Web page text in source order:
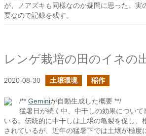
が、ノアズキも同様なのか疑問に思った。実
要なので記録を残す。
2020-08-30 土壌環境 稲作
/** Geminiが自動生成した概要 **/
猛暑日が続く中、中干しの効果について
いる。伝統的に中干しは土壌の亀裂を促し、
されているが、近年の猛暑下では土壌が極度